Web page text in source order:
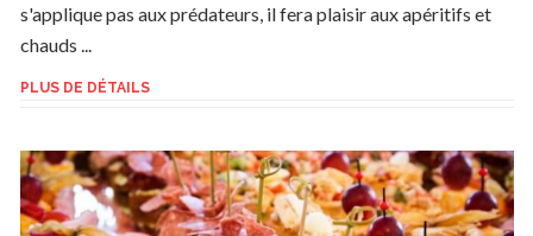
s'applique pas aux prédateurs, il fera plaisir aux apéritifs et
chauds ...
PLUS DE DÉTAILS